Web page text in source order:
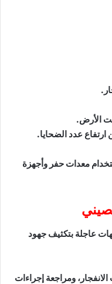
عدد الضحايا.
معدات حفر وأجهزة
عاجلة بتكثيف جهود
ومراجعة إجراءات